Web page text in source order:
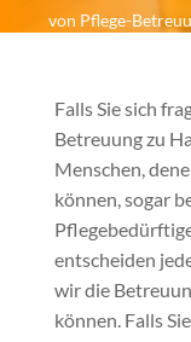
von Pflege-
Falls Sie sich
Betreuung zu
Menschen,
können, sogar
entscheiden
wir die
können. Falls